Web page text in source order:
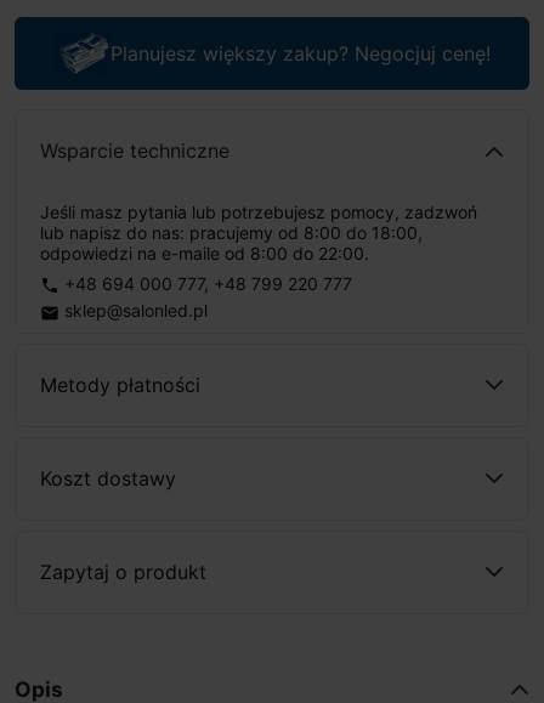
Planujesz większy zakup? Negocjuj cenę!
Wsparcie techniczne
Jeśli masz pytania lub potrzebujesz pomocy, zadzwoń
lub napisz do nas: pracujemy od 8:00 do 18:00,
odpowiedzi na e-maile od 8:00 do 22:00.
phone +48 694 000 777, +48 799 220 777
email sklep@salonled.pl
Metody płatności
Koszt dostawy
Zapytaj o produkt
Opis